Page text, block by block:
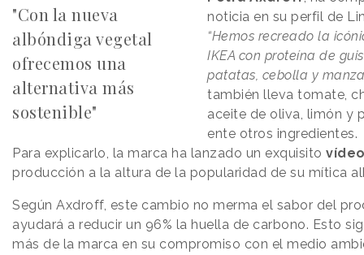
"Con la nueva
albóndiga vegetal
ofrecemos una
alternativa más
sostenible"
noticia en su perfil de
“Hemos recreado la
IKEA con proteína de
patatas, cebolla y
también lleva tomate,
aceite de oliva, limón y
ente otros ingredientes.
Para explicarlo, la marca ha lanzado un exquisito
producción a la altura de la popularidad de su mítica
Según Axdroff, este cambio no merma el sabor del
ayudará a reducir un 96% la huella de carbono. Esto
más de la marca en su compromiso con el medio